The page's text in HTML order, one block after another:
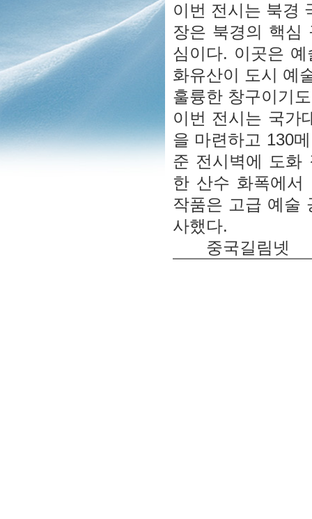
이번 전시는 북경
장은 북경의 핵심
심이다. 이곳은
화유산이 도시 예
훌륭한 창구이기
이번 전시는 국가
을 마련하고 130
준 전시벽에 도화
한 산수 화폭에서
작품은 고급 예술
사했다.
중국길림넷